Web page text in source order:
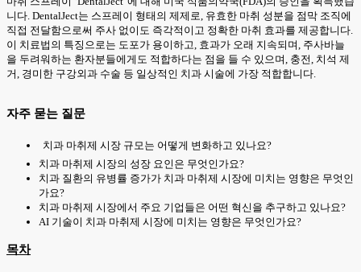
니다. DentalJect는 스프레이 형태의 제제로, 유효한 마취 성분을 점막 조직에
직접 전달함으로써 주사 없이도 즉각적이고 정확한 마취 효과를 제공합니다.
이 치료법의 특징으로는 도포가 용이하고, 효과가 오래 지속되며, 주사바늘
을 두려워하는 환자분들에게도 적합하다는 점을 들 수 있으며, 충전, 치석 제
거, 경미한 구강외과 수술 등 일상적인 치과 시술에 가장 적합합니다.
자주 묻는 질문
치과 마취제 시장 규모는 어떻게 변화하고 있나요?
치과 마취제 시장의 성장 요인은 무엇인가요?
치과 질환의 유병률 증가가 치과 마취제 시장에 미치는 영향은 무엇인
가요?
치과 마취제 시장에서 주요 기업들은 어떤 혁신을 추구하고 있나요?
AI 기술이 치과 마취제 시장에 미치는 영향은 무엇인가요?
목차